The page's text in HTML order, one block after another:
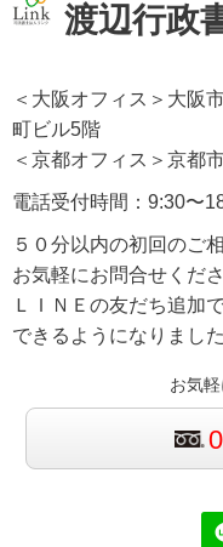
渡辺行政
＜大阪オフィス＞大阪
町ビル5階
＜京都オフィス＞京都
電話受付時間：9:30〜
５０分以内の初回のご
お気軽にお問合せくださ
ＬＩＮＥの友だち追加
できるようになりました
お気